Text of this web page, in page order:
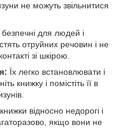
не можуть звільнитися
безпечні для людей і
отруйних речовин і не
зі шкірою.
Їх легко встановлювати і
книжку і помістіть її в
відносно недорогі і
якщо вони не